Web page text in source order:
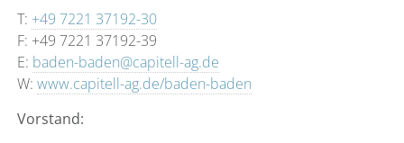
unsere Beratung optimal an Ihre Bedürfnisse anpassen.
Wir denken und handeln unternehmerisch und betreuen
Privatkunden sowie deren Stiftungen, Unternehmen und
Family Offices. Viele unserer Kunden sind oder waren
selbst Unternehmer und schätzen daher die Gespräche
T: +49 7221 37192-30
F: +49 7221 37192-39
E: baden-baden@capitell-ag.de
W:www.capitell-ag.de/baden-baden
Vorstand: